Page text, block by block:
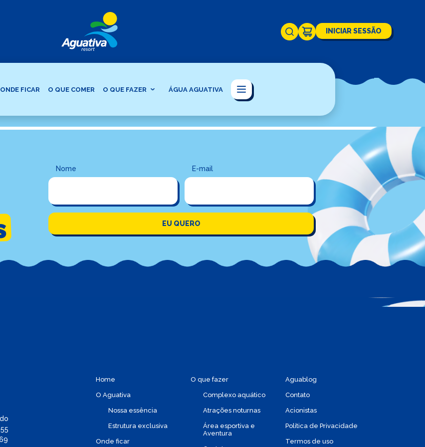
INICIAR SESSÃO
ONDE FICAR O QUE COMER O QUE FAZER ÁGUA AGUATIVA
de festa junina
Nome E-mail
Home
O Aguativa
Nossa essência
Estrutura exclusiva
Onde ficar
O que fazer
Complexo aquático
Atrações noturnas
Área esportiva e
Aventura
Aguablog
Contato
Acionistas
Política de Privacidade
Termos de uso